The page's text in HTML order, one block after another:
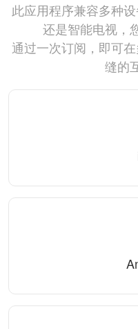
此应用程序兼容多种
还是智能电视，
通过一次订阅，即可
缝的